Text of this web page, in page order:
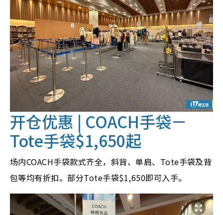
开仓优惠 | COACH手袋－
Tote手袋$1,650起
场内COACH手袋款式齐全，斜背、单肩、Tote手袋及背
包等均有折扣。部分Tote手袋$1,650即可入手。